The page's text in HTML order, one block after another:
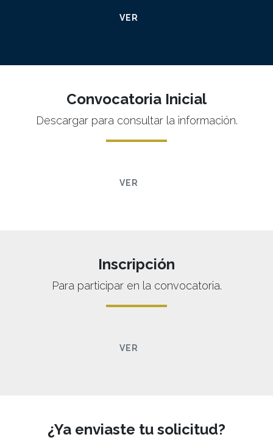
VER
Convocatoria Inicial
Descargar para consultar la información.
VER
Inscripción
Para participar en la convocatoria.
VER
¿Ya enviaste tu solicitud?